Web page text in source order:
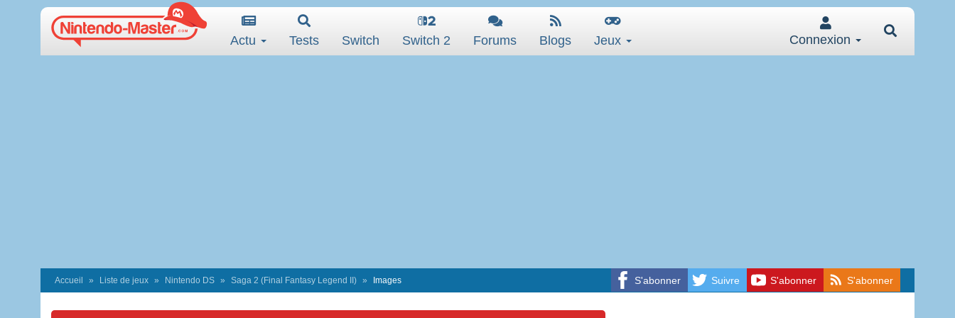
Actu Tests Switch Switch 2 Forums Blogs Jeux Connexion
S'abonner Suivre S'abonner S'abonner
Accueil Liste de jeux Nintendo DS Saga 2 (Final Fantasy Legend II) Images